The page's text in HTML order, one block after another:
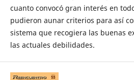
cuanto convocó gran interés en
pudieron aunar criterios para así
sistema que recogiera las buenas
las actuales debilidades.